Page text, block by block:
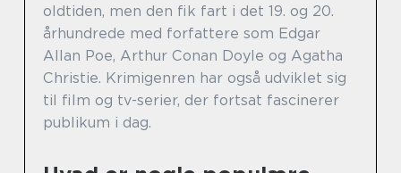
oldtiden, men den fik fart i det 19. og 20.
århundrede med forfattere som Edgar
Allan Poe, Arthur Conan Doyle og Agatha
Christie. Krimigenren har også udviklet sig
til film og tv-serier, der fortsat fascinerer
publikum i dag.